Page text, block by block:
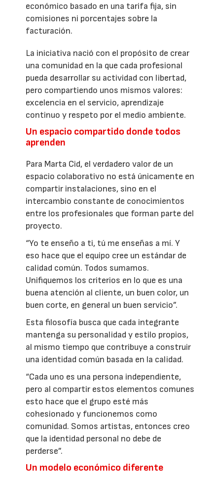
económico basado en una tarifa fija, sin
comisiones ni porcentajes sobre la
facturación.
La iniciativa nació con el propósito de crear
una comunidad en la que cada profesional
pueda desarrollar su actividad con libertad,
pero compartiendo unos mismos valores:
excelencia en el servicio, aprendizaje
continuo y respeto por el medio ambiente.
Un espacio compartido donde todos
aprenden
Para Marta Cid, el verdadero valor de un
espacio colaborativo no está únicamente en
compartir instalaciones, sino en el
intercambio constante de conocimientos
entre los profesionales que forman parte del
proyecto.
“Yo te enseño a ti, tú me enseñas a mí. Y
eso hace que el equipo cree un estándar de
calidad común. Todos sumamos.
Unifiquemos los criterios en lo que es una
buena atención al cliente, un buen color, un
buen corte, en general un buen servicio”.
Esta filosofía busca que cada integrante
mantenga su personalidad y estilo propios,
al mismo tiempo que contribuye a construir
una identidad común basada en la calidad.
“Cada uno es una persona independiente,
pero al compartir estos elementos comunes
esto hace que el grupo esté más
cohesionado y funcionemos como
comunidad. Somos artistas, entonces creo
que la identidad personal no debe de
perderse”.
Un modelo económico diferente